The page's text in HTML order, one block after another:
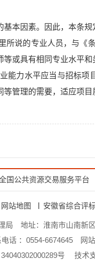
本因素。因此，本条
说的专业人员，与《
或具有相同专业水平
能力水平应当与招标
管理的需要，适应项
国公共资源交易服务平台
网站地图 安徽省综合评
局
地址：淮南市山南新
话 ：0554-6674645
网
号 技术